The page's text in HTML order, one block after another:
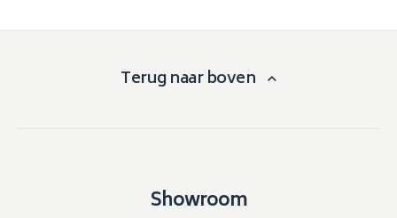
Terug naar boven
Showroom